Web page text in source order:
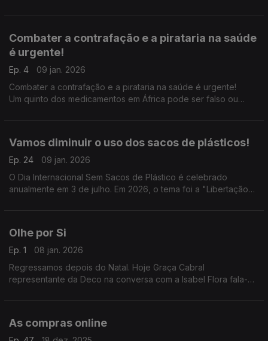
Combater a contrafação e a pirataria na saúde
é urgente!
Ep. 4
09 jan. 2026
Combater a contrafação e a pirataria na saúde é urgente!
Um quinto dos medicamentos em África pode ser falso ou
Vamos diminuir o uso dos sacos de plásticos!
Ep. 24
09 jan. 2026
O Dia Internacional Sem Sacos de Plástico é celebrado
anualmente em 3 de julho. Em 2026, o tema foi a "Libertação
Olhe por Si
Ep. 1
08 jan. 2026
Regressamos depois do Natal. Hoje Graça Cabral
representante da Deco na conversa com a Isabel Flora fala-
As compras online